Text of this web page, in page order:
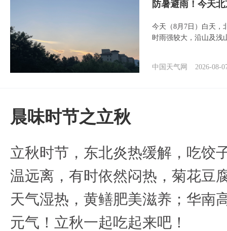
防暑避雨！今天
今天（8月7日）白天，
时雨强较大，沿山及浅
中国天气网 2026-08-
晨味时节之立秋
立秋时节，东北炎热缓解，吃饺
温远离，有时依然闷热，菊花豆
天气湿热，黄鳝肥美滋养；华南
元气！立秋一起吃起来吧！